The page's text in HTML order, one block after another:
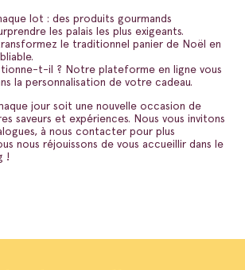
lot : des produits gourmands
les palais les plus exigeants.
le traditionnel panier de Noël en
t-il ? Notre plateforme en ligne vous
la personnalisation de votre cadeau.
jour soit une nouvelle occasion de
saveurs et expériences. Nous vous invitons
à nous contacter pour plus
nous réjouissons de vous accueillir dans le
!